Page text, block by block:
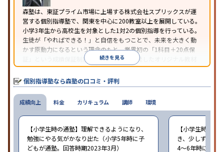
森塾は、東証プライム市場に上場する株式会社スプリックスが運
営する個別指導塾で、関東を中心に200教室以上を展開している。
小学3年生から高校生を対象とした1対2の個別指導を行っている。
生徒が「やればできる！」と自信をもつことで、未来を大きく動
かす原動力になるという理念のもと、業界初の「1科目＋20点保
証」という成績保証制度を採用。同社が開発したオリジナル教材
「フォレスタシリーズ」は全国各地の学習塾でも採用されてい
る。
続きを見る
個別指導塾なら森塾の口コミ・評判
成績向上
【小学生時の通塾】理解できるようになり、
勉強にやる気がかなり出た（小学5年時に子
どもが通塾。回答時期2023年3月）
【小学生時の通
き、少しずつ成
4〜6年時に子ど
料金 カリキュラム 講師 環境